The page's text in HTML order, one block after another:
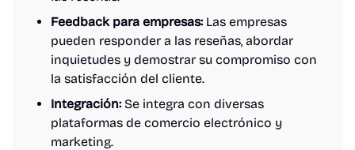
Feedback para empresas:Las empresas
pueden responder a las reseñas, abordar
inquietudes y demostrar su compromiso con
la satisfacción del cliente.
Integración:Se integra con diversas
plataformas de comercio electrónico y
marketing.